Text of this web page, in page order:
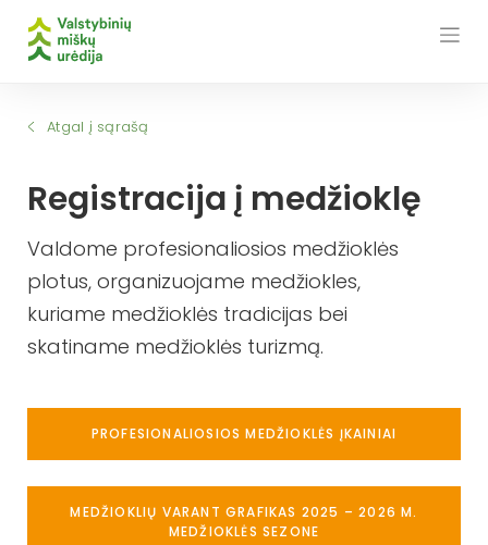
Atgal į sąrašą
Registracija į medžioklę
Valdome profesionaliosios medžioklės
plotus, organizuojame medžiokles,
kuriame medžioklės tradicijas bei
skatiname medžioklės turizmą.
PROFESIONALIOSIOS MEDŽIOKLĖS ĮKAINIAI
MEDŽIOKLIŲ VARANT GRAFIKAS 2025 – 2026 M.
MEDŽIOKLĖS SEZONE